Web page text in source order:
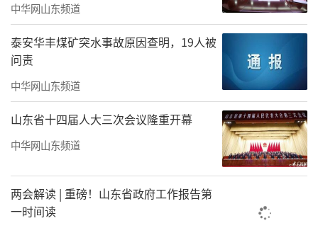
▲以极致标准打磨服务品质
截至目前，海尚海服务已在全国10座城市
落地54个项目，服务面积约1500万㎡，覆盖12
W+业主，获得政府、行业等百余项认可，服务
力与口碑持续攀升。
以信立企，以诚致远。海尚海服务将继续
秉持“有温度、有情怀、有责任”的理念，以
中华网山东频道
泰安华丰煤矿突水事故原因查明，19人被
问责
中华网山东频道
山东省十四届人大三次会议隆重开幕
中华网山东频道
两会解读 | 重磅！山东省政府工作报告第
一时间读